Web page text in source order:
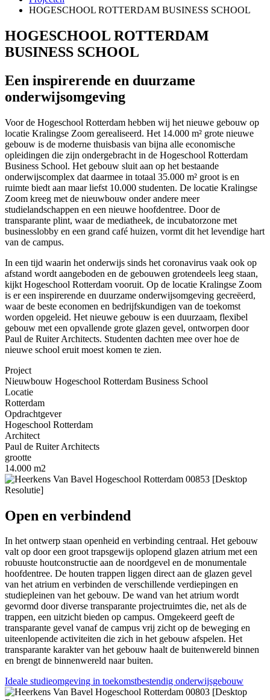
HOGESCHOOL ROTTERDAM BUSINESS SCHOOL
HOGESCHOOL ROTTERDAM
BUSINESS SCHOOL
Een inspirerende en duurzame
onderwijsomgeving
Voor de Hogeschool Rotterdam hebben wij het nieuwe gebouw op
locatie Kralingse Zoom gerealiseerd. Het 14.000 m² grote nieuwe
gebouw is de moderne thuisbasis van bijna alle economische
opleidingen die zijn ondergebracht in de Hogeschool Rotterdam
Business School. Het gebouw sluit aan op het bestaande
onderwijscomplex dat daarmee in totaal 35.000 m² groot is en
ruimte biedt aan maar liefst 10.000 studenten. De locatie Kralingse
Zoom kreeg met de nieuwbouw onder andere meer
studielandschappen en een nieuwe hoofdentree. Door de
transparante plint, waar de mediatheek, de incubatorzone met
businesslobby en een grand café huizen, vormt dit het levendige hart
van de campus.
In een tijd waarin het onderwijs sinds het coronavirus vaak ook op
afstand wordt aangeboden en de gebouwen grotendeels leeg staan,
kijkt Hogeschool Rotterdam vooruit. Op de locatie Kralingse Zoom
is er een inspirerende en duurzame onderwijsomgeving gecreëerd,
waar de beste economen en bedrijfskundigen van de toekomst
worden opgeleid. Het nieuwe gebouw is een duurzaam, flexibel
gebouw met een opvallende grote glazen gevel, ontworpen door
Paul de Ruiter Architects. Studenten dachten mee over hoe de
nieuwe school eruit moest komen te zien.
Project
Nieuwbouw Hogeschool Rotterdam Business School
Locatie
Rotterdam
Opdrachtgever
Hogeschool Rotterdam
Architect
Paul de Ruiter Architects
grootte
14.000 m2
Open en verbindend
In het ontwerp staan openheid en verbinding centraal. Het gebouw
valt op door een groot trapsgewijs oplopend glazen atrium met een
robuuste houtconstructie aan de noordgevel en de monumentale
hoofdentree. De houten trappen liggen direct aan de glazen gevel
van het atrium en verbinden de verschillende verdiepingen en
studiepleinen van het gebouw. De wand van het atrium wordt
gevormd door diverse transparante projectruimtes die, net als de
trappen, een uitzicht bieden op campus. Omgekeerd geeft de
transparante gevel vanaf de campus vrij zicht op de beweging en
uiteenlopende activiteiten die zich in het gebouw afspelen. Het
transparante karakter van het gebouw haalt de buitenwereld binnen
en brengt de binnenwereld naar buiten.
Ideale studieomgeving in toekomstbestendig onderwijsgebouw